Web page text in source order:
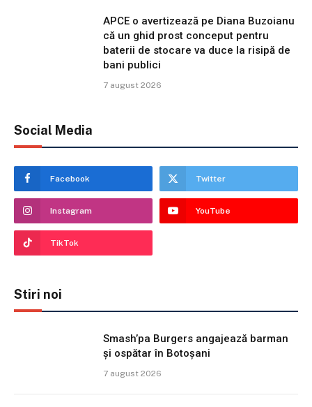
APCE o avertizează pe Diana Buzoianu
că un ghid prost conceput pentru
baterii de stocare va duce la risipă de
bani publici
7 august 2026
Social Media
Facebook Twitter
Instagram YouTube
TikTok
Stiri noi
Smash’pa Burgers angajează barman
și ospătar în Botoșani
7 august 2026